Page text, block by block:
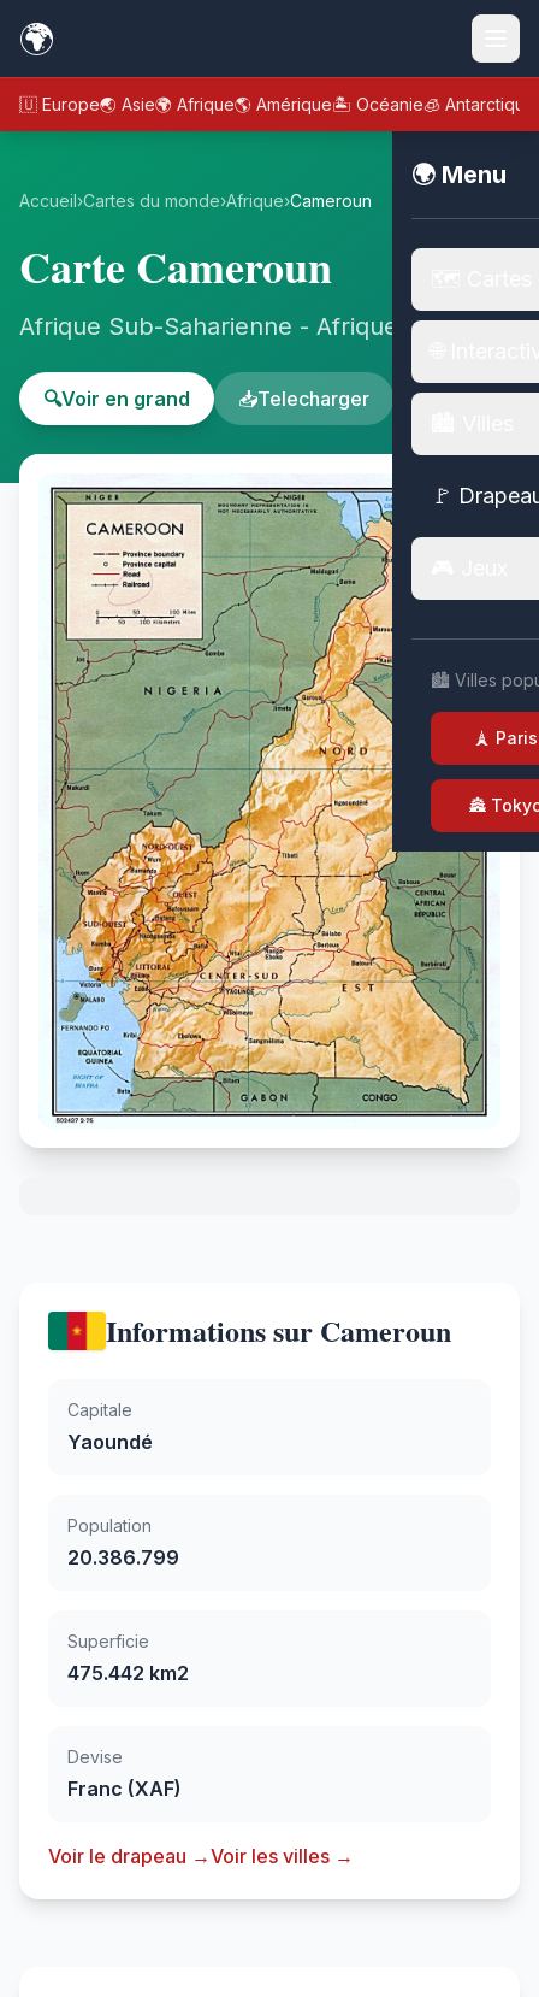
🌍
🇪🇺 Europe🌏 Asie🌍 Afrique🌎 Amérique🏝️ Océanie🧊 Antarctique
🌍 Menu
🚩
🏙️ Villes
🗼 Paris
🏯
Accueil›Cartes du monde›Afrique›Cameroun
Carte Cameroun
Afrique Sub-Saharienne - Afrique
🔍Voir en grand 📥Telecharger
Informations sur Cameroun
Capitale
Yaoundé
Population
20.386.799
Superficie
475.442 km2
Devise
Franc (XAF)
Voir le drapeau →Voir les villes →